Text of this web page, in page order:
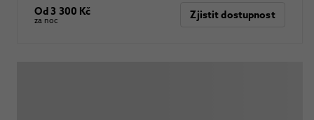
Od 3 300 Kč
za noc Zjistit dostupnost